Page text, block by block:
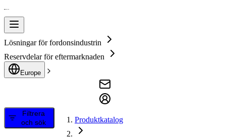
Lösningar för fordonsindustrin
Reservdelar för eftermarknaden
Europe
Filtrera
och sök
Produktkatalog